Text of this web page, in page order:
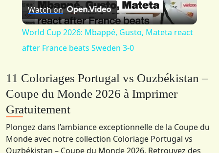
Video
Watch on
World Cup 2026: Mbappé, Gusto, Mateta react
after France beats Sweden 3-0
11 Coloriages Portugal vs Ouzbékistan –
Coupe du Monde 2026 à Imprimer
Gratuitement
Plongez dans l’ambiance exceptionnelle de la Coupe du
Monde avec notre collection Coloriage Portugal vs
Ouzbékistan – Coupe du Monde 2026. Retrouvez des